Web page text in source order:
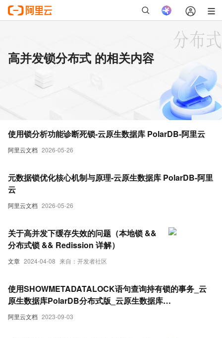
高并发锁分布式 的相关内容
阿里云文档 2026-05-26
使用锁分析功能诊断死锁-云原生数据库 PolarDB-阿里云
阿里云文档 2026-05-26
元数据锁优化核心机制与原理-云原生数据库 PolarDB-阿里
云
文章 2024-04-08 来自：开发者社区
关于高并发下缓存失效的问题（本地锁 &&
分布式锁 && Redission 详解）
阿里云文档 2023-09-03
使用SHOWMETADATALOCK语句查询持有锁的事务_云
原生数据库PolarDB分布式版_云原生数据库
PolarDB(PolarDB)